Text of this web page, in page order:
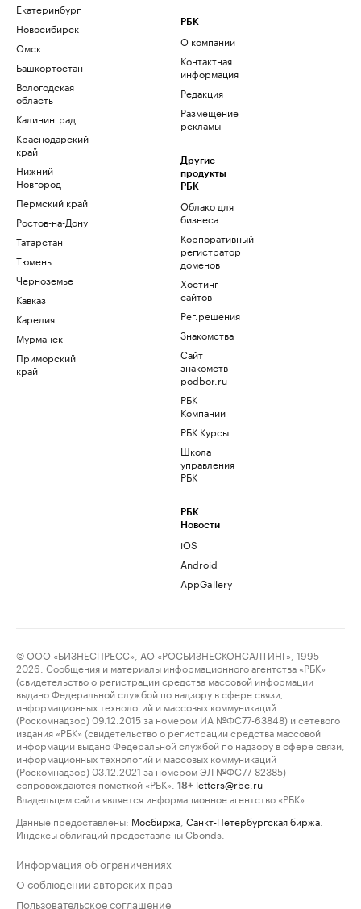
Екатеринбург
Новосибирск
Омск
Башкортостан
Вологодская
область
Калининград
Краснодарский
край
Нижний
Новгород
Пермский край
Ростов-на-Дону
Татарстан
Тюмень
Черноземье
Кавказ
Карелия
Мурманск
Приморский
край
РБК
О компании
Контактная
информация
Редакция
Размещение
рекламы
Другие
продукты
РБК
Облако для
бизнеса
Корпоративный
регистратор
доменов
Хостинг
сайтов
Рег.решения
Знакомства
Сайт
знакомств
podbor.ru
РБК
Компании
РБК Курсы
Школа
управления
РБК
РБК
Новости
iOS
Android
AppGallery
© ООО «БИЗНЕСПРЕСС», АО «РОСБИЗНЕСКОНСАЛТИНГ», 1995–
2026. Сообщения и материалы информационного агентства «РБК»
(свидетельство о регистрации средства массовой информации
выдано Федеральной службой по надзору в сфере связи,
информационных технологий и массовых коммуникаций
(Роскомнадзор) 09.12.2015 за номером ИА №ФС77-63848) и сетевого
издания «РБК» (свидетельство о регистрации средства массовой
информации выдано Федеральной службой по надзору в сфере связи,
информационных технологий и массовых коммуникаций
(Роскомнадзор) 03.12.2021 за номером ЭЛ №ФС77-82385)
сопровождаются пометкой «РБК».
18+ letters@rbc.ru
Владельцем сайта является информационное агентство «РБК».
Данные предоставлены: Мосбиржа Санкт-Петербургская биржа
Индексы облигаций предоставлены Cbonds.
Информация об ограничениях
О соблюдении авторских прав
Пользовательское соглашение